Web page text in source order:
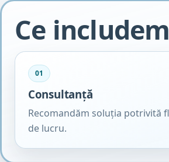
Ce includem
01
Consultanță
Recomandăm soluția potrivită
de lucru.